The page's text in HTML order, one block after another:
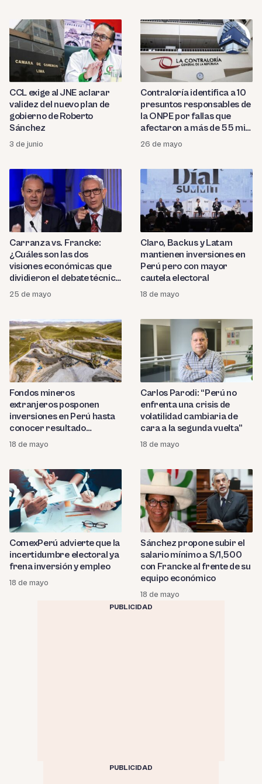
CCL exige al JNE aclarar
validez del nuevo plan de
gobierno de Roberto
Sánchez
3 de junio
Contraloría identifica a 10
presuntos responsables de
la ONPE por fallas que
afectaron a más de 55 mil
electores
26 de mayo
Carranza vs. Francke:
¿Cuáles son las dos
visiones económicas que
dividieron el debate técnico
de las elecciones 2026?
25 de mayo
Claro, Backus y Latam
mantienen inversiones en
Perú pero con mayor
cautela electoral
18 de mayo
Fondos mineros
extranjeros posponen
inversiones en Perú hasta
conocer resultado
electoral
18 de mayo
Carlos Parodi: “Perú no
enfrenta una crisis de
volatilidad cambiaria de
cara a la segunda vuelta”
18 de mayo
ComexPerú advierte que la
incertidumbre electoral ya
frena inversión y empleo
18 de mayo
Sánchez propone subir el
salario mínimo a S/1,500
con Francke al frente de su
equipo económico
18 de mayo
PUBLICIDAD
PUBLICIDAD